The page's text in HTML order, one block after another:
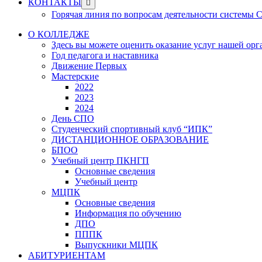
КОНТАКТЫ
sub
menu
Горячая линия по вопросам деятельности системы
О КОЛЛЕДЖЕ
Здесь вы можете оценить оказание услуг нашей
Год педагога и наставника
Движение Первых
Мастерские
2022
2023
2024
День СПО
Студенческий спортивный клуб “ИПК”
ДИСТАНЦИОННОЕ ОБРАЗОВАНИЕ
БПОО
Учебный центр ПКНГП
Основные сведения
Учебный центр
МЦПК
Основные сведения
Информация по обучению
ДПО
ПППК
Выпускники МЦПК
АБИТУРИЕНТАМ